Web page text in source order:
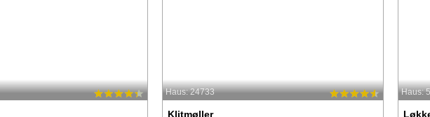
Haus: 24733
Klitmøller
Haus: